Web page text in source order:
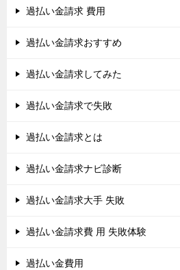
過払い金請求 費用
過払い金請求おすすめ
過払い金請求してみた
過払い金請求で失敗
過払い金請求とは
過払い金請求ナビ診断
過払い金請求大手 失敗
過払い金請求費 用 失敗体験
過払い金費用